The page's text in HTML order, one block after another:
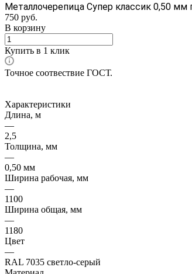
Металлочерепица Супер классик 0,50 мм
750 руб.
В корзину
Купить в 1 клик
Точное соотвествие ГОСТ.
Характеристики
Длина, м
—
2,5
Толщина, мм
—
0,50 мм
Ширина рабочая, мм
—
1100
Ширина общая, мм
—
1180
Цвет
—
RAL 7035 светло-серый